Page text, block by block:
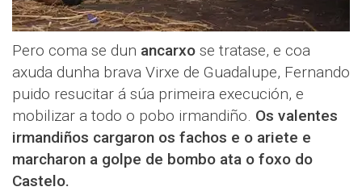
Pero coma se dun ancarxo se tratase, e coa
axuda dunha brava Virxe de Guadalupe, Fernando
puido resucitar á súa primeira execución, e
mobilizar a todo o pobo irmandiño. Os valentes
irmandiños cargaron os fachos e o ariete e
marcharon a golpe de bombo ata o foxo do
Castelo.